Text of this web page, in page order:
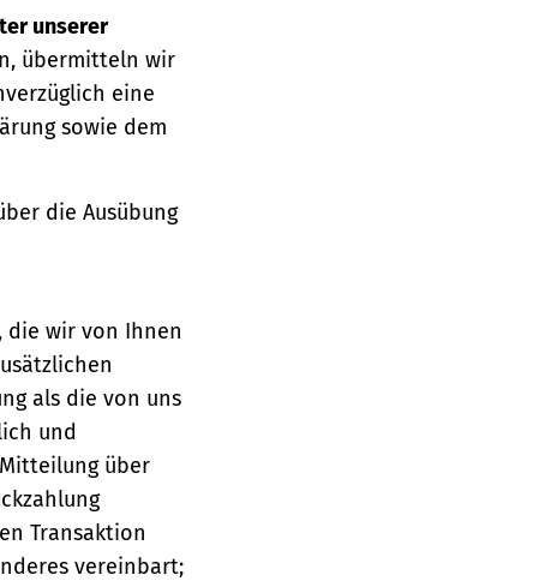
unserer
übermitteln wir
eine
sowie dem
die Ausübung
die wir von Ihnen
als die von uns
und
über
Transaktion
vereinbart;